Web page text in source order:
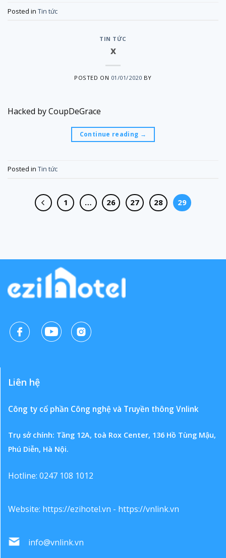
Posted in Tin tức
TIN TỨC
x
POSTED ON 01/01/2020 BY
Hacked by CoupDeGrace
Continue reading →
Posted in Tin tức
1 … 26 27 28 29
Liên hệ
Công ty cổ phần Công nghệ và Truyền thông Vnlink
Trụ sở chính: Tầng 12A, toà Rox Center, 136 Hồ Tùng Mậu,
Phú Diễn, Hà Nội.
Hotline: 0247 108 1012
Website: https://ezihotel.vn - https://vnlink.vn
info@vnlink.vn